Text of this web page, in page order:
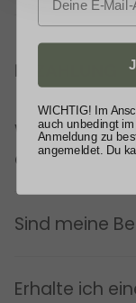
BEZAHLUNG
Welche
akzeptiert?
Sind meine
Erhalte ich
WICHTIG! Im
auch unbedingt
Anmeldung zu
angemeldet. Du